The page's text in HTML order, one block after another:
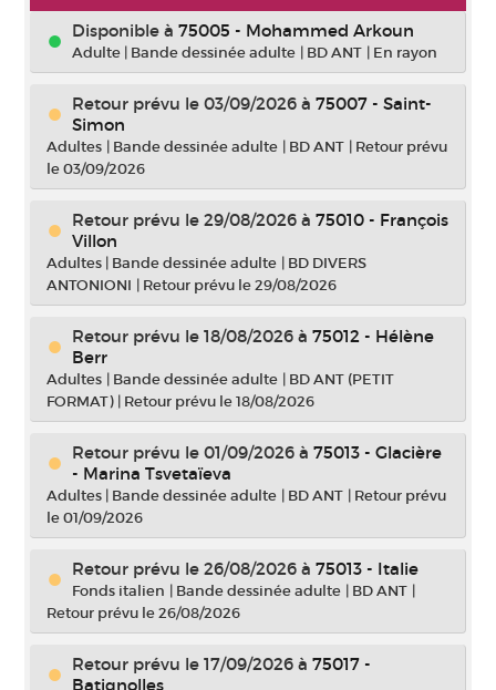
Disponible à 75005 - Mohammed Arkoun
Adulte | Bande dessinée adulte | BD ANT | En rayon
Retour prévu le 03/09/2026 à 75007 - Saint-
Simon
Adultes | Bande dessinée adulte | BD ANT | Retour prévu
le 03/09/2026
Retour prévu le 29/08/2026 à 75010 - François
Villon
Adultes | Bande dessinée adulte | BD DIVERS
ANTONIONI | Retour prévu le 29/08/2026
Retour prévu le 18/08/2026 à 75012 - Hélène
Berr
Adultes | Bande dessinée adulte | BD ANT (PETIT
FORMAT) | Retour prévu le 18/08/2026
Retour prévu le 01/09/2026 à 75013 - Glacière
- Marina Tsvetaïeva
Adultes | Bande dessinée adulte | BD ANT | Retour prévu
le 01/09/2026
Retour prévu le 26/08/2026 à 75013 - Italie
Fonds italien | Bande dessinée adulte | BD ANT |
Retour prévu le 26/08/2026
Retour prévu le 17/09/2026 à 75017 -
Batignolles